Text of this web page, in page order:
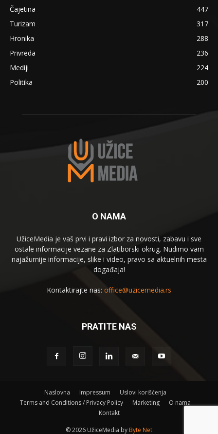
Čajetina
447
Turizam
317
Hronika
288
Privreda
236
Mediji
224
Politika
200
O NAMA
UžiceMedia je vaš prvi i pravi izbor za novosti, zabavu i sve
ostale informacije vezane za Zlatiborski okrug. Nudimo vam
najažurnije informacije, slike i video, pravo sa aktuelnih mesta
događaja!
Kontaktirajte nas: office@uzicemedia.rs
PRATITE NAS
Naslovna Impressum
Uslovi korišćenja
Terms and Conditions / Privacy Policy
Marketing
O nama
Kontakt
©2026 UžiceMedia by Byte Net